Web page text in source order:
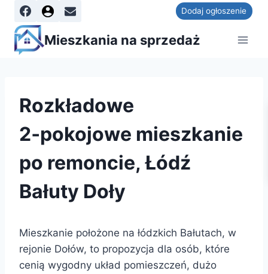
Dodaj ogłoszenie
Mieszkania na sprzedaż
Rozkładowe
2‑pokojowe mieszkanie
po remoncie, Łódź
Bałuty Doły
Mieszkanie położone na łódzkich Bałutach, w
rejonie Dołów, to propozycja dla osób, które
cenią wygodny układ pomieszczeń, dużo